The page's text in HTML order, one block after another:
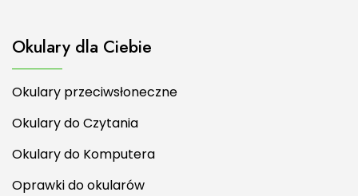
Okulary dla Ciebie
Okulary przeciwsłoneczne
Okulary do Czytania
Okulary do Komputera
Oprawki do okularów